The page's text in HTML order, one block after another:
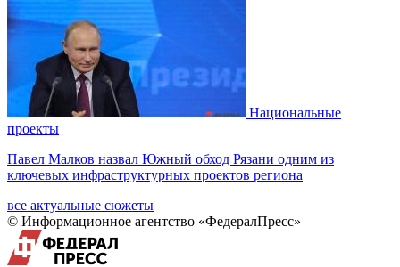
Национальные
проекты
Павел Малков назвал Южный обход Рязани одним из
ключевых инфраструктурных проектов региона
все актуальные сюжеты
© Информационное агентство «ФедералПресс»